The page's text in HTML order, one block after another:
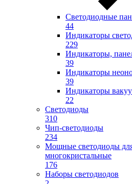
Светодиодные
44
Индикаторы
229
Индикаторы,
39
Индикаторы
39
Индикаторы
22
Светодиоды
310
Чип-светодиоды
234
Мощные светодиоды
многокристальные
176
Наборы светодиодов